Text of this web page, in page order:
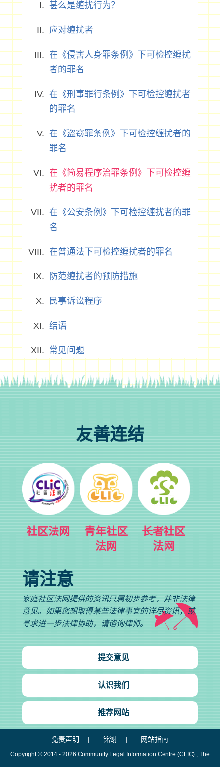
甚么是缠扰行为？
应对缠扰者
在《侵害人身罪条例》下可检控缠扰
者的罪名
在《刑事罪行条例》下可检控缠扰者
的罪名
在《盗窃罪条例》下可检控缠扰者的
罪名
在《简易程序治罪条例》下可检控缠
扰者的罪名
在《公安条例》下可检控缠扰者的罪
名
在普通法下可检控缠扰者的罪名
防范缠扰者的预防措施
民事诉讼程序
结语
常见问题
友善连结
社区法网
青年社区
法网
长者社区
法网
请注意
家庭社区法网提供的资讯只属初步参考，并非法律
意见。如果您想取得某些法律事宜的详尽资讯，或
寻求进一步法律协助，请谘询律师。
提交意见
认识我们
推荐网站
免责声明 铭谢 网站指南
Copyright © 2014 - 2026 Community Legal Information Centre (CLIC) , The